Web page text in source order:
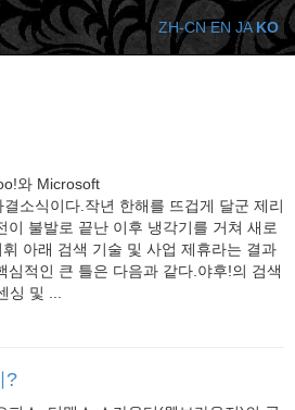
와 Microsoft
소식이다.작년 한해를 뜨겁게 달군 제리
이 불발로 끝난 이후 냉각기를 거쳐 새로
아래 검색 기술 및 사업 제휴라는 결과
심적인 큰 틀은 다음과 같다.야후!의 검색
및 ...
?
ZH-CN EN JA KO